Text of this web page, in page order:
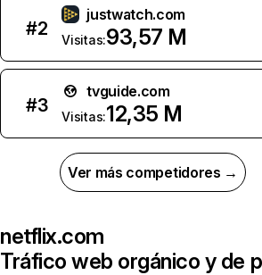
#2
justwatch.com
Visitas:93,57 M
#3
tvguide.com
Visitas:12,35 M
Ver más competidores →
netflix.com
Tráfico web orgánico y de